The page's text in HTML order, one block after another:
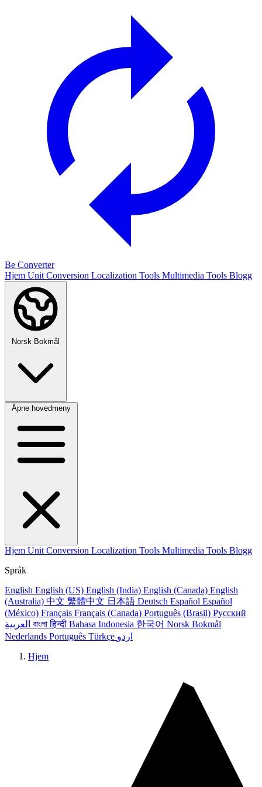
Be Converter
Hjem Unit Conversion Localization Tools Multimedia Tools Blogg
Norsk Bokmål
Åpne hovedmeny
Hjem Unit Conversion Localization Tools Multimedia Tools Blogg
Språk
English English (US) English (India) English (Canada) English
(Australia) 中文 繁體中文 日本語 Deutsch Español Español
(México) Français Français (Canada) Português (Brasil) Русский
বাংলাहिन्दी Bahasa Indonesia 한국어 Norsk Bokmål
Nederlands Português Türkçe اردو
Hjem